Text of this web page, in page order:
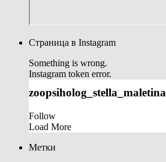
Страница в Instagram
Something is wrong.
Instagram token error.
zoopsiholog_stella_maletina
Follow
Load More
Метки